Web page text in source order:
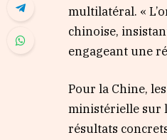
multilatéral. «
chinoise,
engageant une
Pour la Chine,
ministérielle sur
résultats